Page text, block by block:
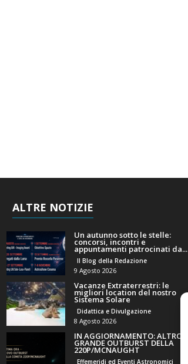
ALTRE NOTIZIE
Un autunno sotto le stelle:
concorsi, incontri e
appuntamenti patrocinati da...
Il Blog della Redazione
9 Agosto 2026
Vacanze Extraterrestri: le
migliori location del nostro
Sistema Solare
Didattica e Divulgazione
8 Agosto 2026
IN AGGIORNAMENTO: ALTRO
GRANDE OUTBURST DELLA
220P/MCNAUGHT
Effemeridi ed Eventi Astronomici